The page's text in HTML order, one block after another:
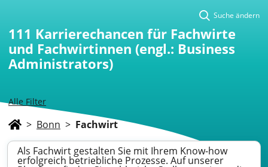
Alle Filter
Suche ändern
111 Karrierechancen für Fachwirte
und Fachwirtinnen (engl.: Business
Administrators)
> Bonn > Fachwirt
Als Fachwirt gestalten Sie mit Ihrem Know-how
erfolgreich betriebliche Prozesse. Auf unserer